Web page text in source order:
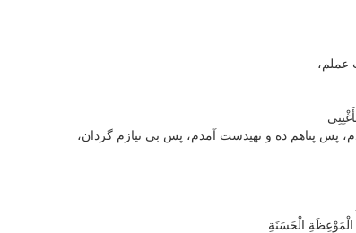
عملم،
پس پناهم ده و تهیدست آمدم، پس بی نیازم گردان،
الْمَوْعِظَةِ الْحَسَنَةِ